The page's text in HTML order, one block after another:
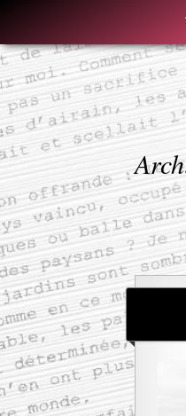
contenu